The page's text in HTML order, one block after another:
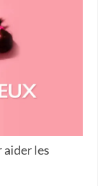
aider les